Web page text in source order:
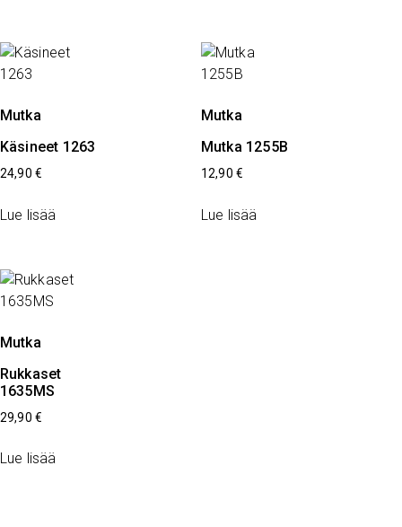
Mutka
Käsineet 1263
24,90€
Lue lisää
Mutka
Mutka 1255B
12,90€
Lue lisää
Mutka
Rukkaset
1635MS
29,90€
Lue lisää